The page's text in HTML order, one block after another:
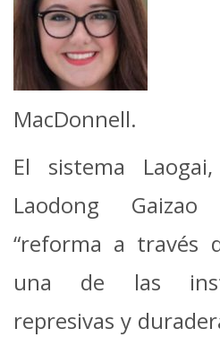
MacDonnell.
El sistema
Laodong
“reforma a través
una de las
represivas y